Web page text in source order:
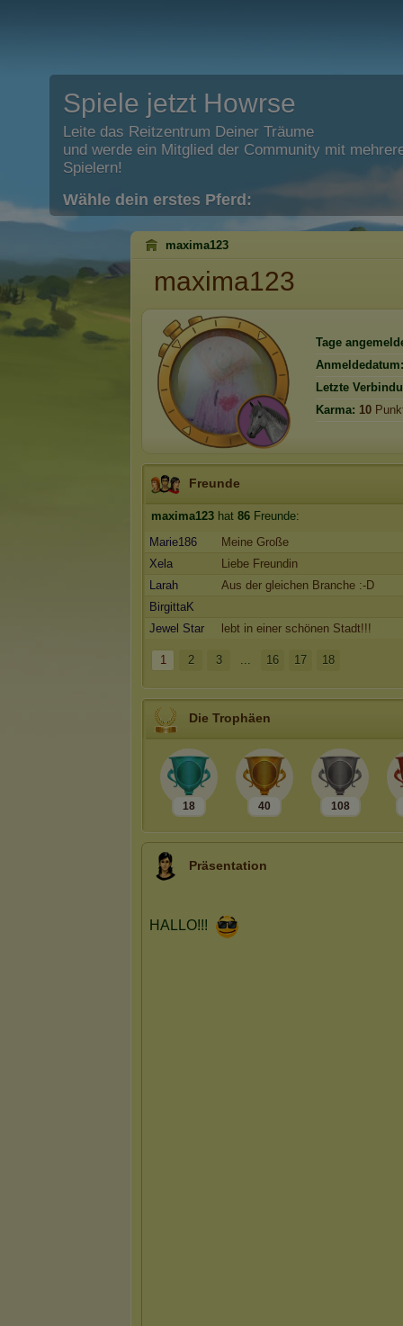
Spiele jetzt Howrse
Leite das Reitzentrum Deiner Träume
und werde ein Mitglied der Community mit
Spielern!
Wähle dein erstes Pferd:
maxima123
maxima123
Tage
Anmeldedatum:
Letzte
Karma: 10
Freunde
maxima123 hat 86 Freunde:
Marie186
Meine Große
Xela
Liebe Freundin
Larah
Aus der gleichen Branche :-D
BirgittaK
Jewel Star
lebt in einer schönen Stadt!!!
1 2 3 ... 16 17 18
Die Trophäen
18 40 108
Präsentation